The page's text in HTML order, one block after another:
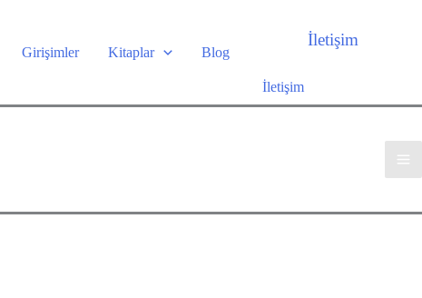
Girişimler Kitaplar Blog
İletişim
İletişim